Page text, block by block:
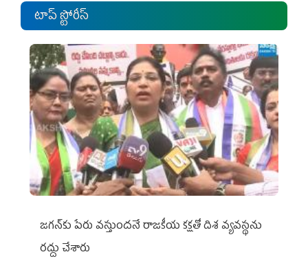
టాప్ స్టోరీస్
జగన్‌కు పేరు వస్తుందనే రాజకీయ కక్షతో దిశ వ్య‌వ‌స్థ‌ను
రద్దు చేశారు